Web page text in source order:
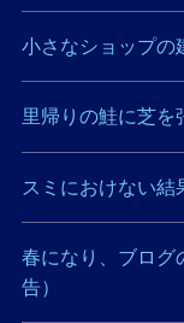
小さなショップの
里帰りの鮭に芝を
スミにおけない結
春になり、ブロ
告）